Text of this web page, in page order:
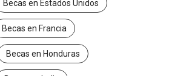
Becas en Estados Unidos
Becas en Francia
Becas en Honduras